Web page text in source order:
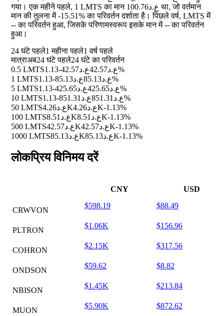
गया। एक महीने पहले, 1 LMTS का मान ع.د100.76 था, जो वर्तमान
मान की तुलना में-15.51%का परिवर्तन दर्शाता है। पिछले वर्ष, LMTS में
--का परिवर्तन हुआ, जिसके परिणामस्वरूप इसके मान में--का परिवर्तन
हुआ।
24 घंटे पहले1 महीना पहले1 वर्ष पहले
मात्राअब24 घंटे पहले24 घंटे का परिवर्तन
0.5 LMTS
ع.د42.57 ع.د42.57
-1.13%
1 LMTS
ع.د85.13 ع.د85.13
-1.13%
5 LMTS
ع.د425.65 ع.د425.65
-1.13%
10 LMTS
ع.د851.31 ع.د851.31
-1.13%
50 LMTS
ع.د4.26K ع.د4.26K-1.13%
100 LMTS
ع.د8.51K ع.د8.51K-1.13%
500 LMTS
ع.د42.57K ع.د42.57K-1.13%
1000 LMTS
ع.د85.13K ع.د85.13K-1.13%
लोकप्रिय विनिमय दरें
CNY USD
CRWVON
$598.19 $88.49
PLTRON
$1.06K $156.96
COHRON
$2.15K $317.56
ONDSON
$59.62 $8.82
NBISON
$1.45K $213.84
MUON
$5.90K $872.62